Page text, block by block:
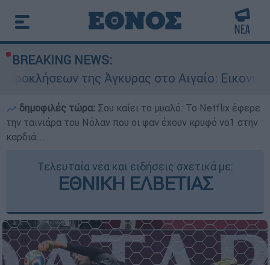
BREAKING NEWS:
Άγκυρας στο Αιγαίο: Εικονική αερομαχία
δημοφιλές τώρα: Σου καίει το μυαλό: Το Netflix έφερε
την ταινιάρα του Νόλαν που οι φαν έχουν κρυφό νο1 στην
καρδιά...
Τελευταία νέα και ειδήσεις σχετικά με:
ΕΘΝΙΚΗ ΕΛΒΕΤΙΑΣ